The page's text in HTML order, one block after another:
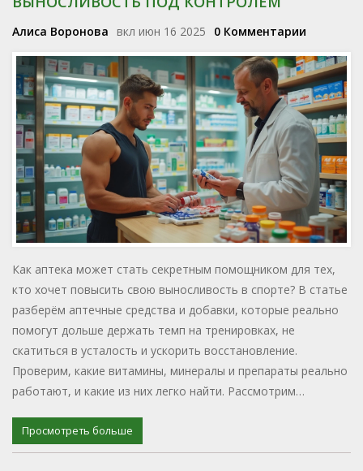
Алиса Воронова вкл июн 16 2025 0 Комментарии
Как аптека может стать секретным помощником для тех,
кто хочет повысить свою выносливость в спорте? В статье
разберём аптечные средства и добавки, которые реально
помогут дольше держать темп на тренировках, не
скатиться в усталость и ускорить восстановление.
Проверим, какие витамины, минералы и препараты реально
работают, и какие из них легко найти. Рассмотрим
разложим простыми словами, чтобы не запутаться в
огромном выборе аптечных полок.
Просмотреть больше